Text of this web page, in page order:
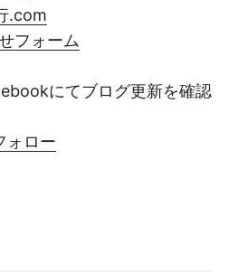
.com
フォーム
にてブログ更新を確認
ォロー